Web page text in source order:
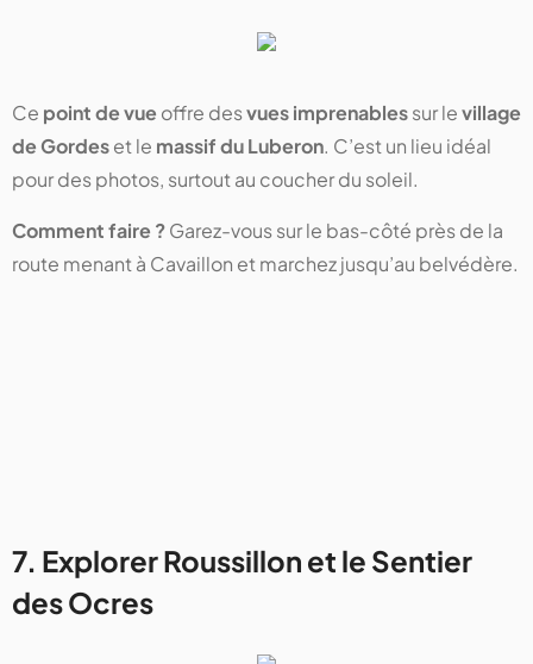
Ce point de vueoffre desvues imprenablessur levillage
de Gordeset le massif du Luberon. C’est un lieu idéal
pour des photos, surtout au coucher du soleil.
Comment faire ?Garez-vous sur le bas-côté près de la
route menant à Cavaillon et marchez jusqu’au belvédère.
7. Explorer Roussillon et le Sentier
des Ocres